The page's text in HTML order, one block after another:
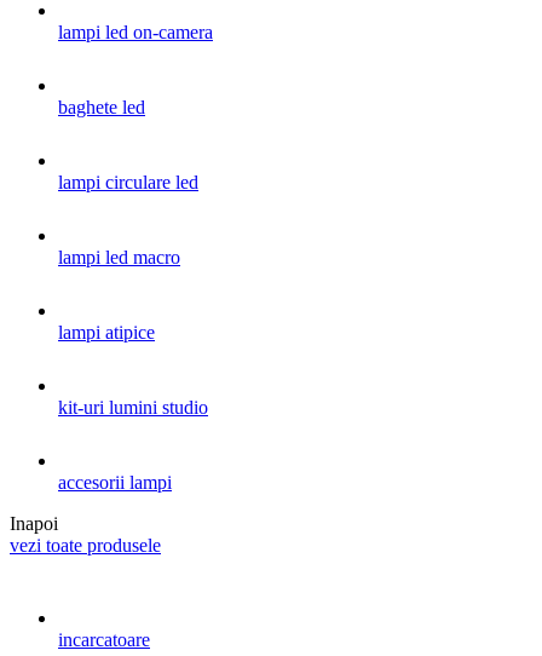
lampi led on-camera
baghete led
lampi circulare led
lampi led macro
lampi atipice
kit-uri lumini studio
accesorii lampi
Inapoi
vezi toate produsele
incarcatoare